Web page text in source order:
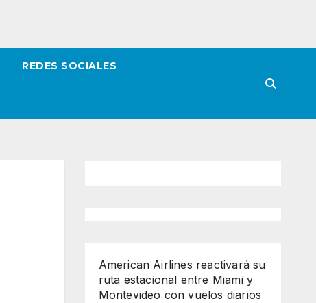
REDES SOCIALES
American Airlines reactivará su
ruta estacional entre Miami y
Montevideo con vuelos diarios